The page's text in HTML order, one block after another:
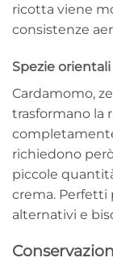
ricotta viene
consistenze
Spezie
Cardamomo,
trasformano la
richiedono
piccole
crema. Perfetti
alternativi e